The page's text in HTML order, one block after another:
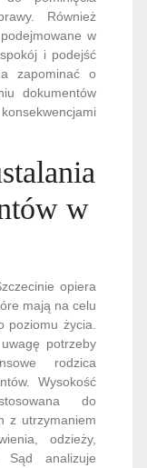
Również
w
i podejść
zapominać o
dokumentów
w
opiera
mają na celu
poziomu życia.
potrzeby
rodzica
Wysokość
do
z utrzymaniem
odzieży,
analizuje